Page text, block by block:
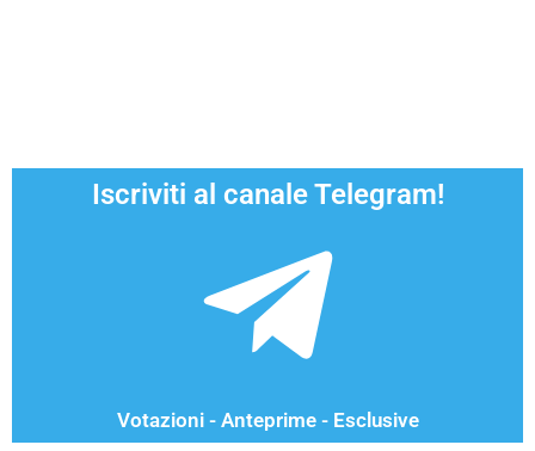
Iscriviti al canale Telegram!
Votazioni - Anteprime - Esclusive